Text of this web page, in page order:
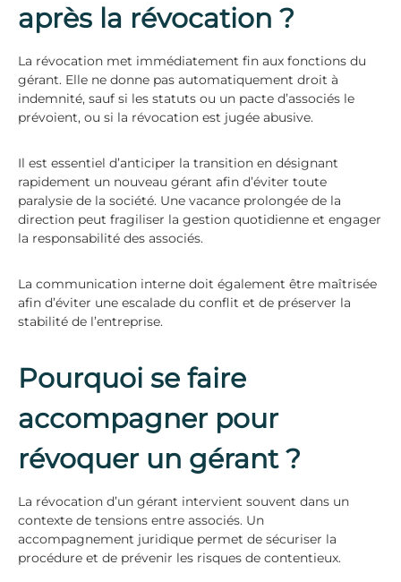
après la révocation ?
La révocation met immédiatement fin aux fonctions du
gérant. Elle ne donne pas automatiquement droit à
indemnité, sauf si les statuts ou un pacte d’associés le
prévoient, ou si la révocation est jugée abusive.
Il est essentiel d’anticiper la transition en désignant
rapidement un nouveau gérant afin d’éviter toute
paralysie de la société. Une vacance prolongée de la
direction peut fragiliser la gestion quotidienne et engager
la responsabilité des associés.
La communication interne doit également être maîtrisée
afin d’éviter une escalade du conflit et de préserver la
stabilité de l’entreprise.
Pourquoi se faire
accompagner pour
révoquer un gérant ?
La révocation d’un gérant intervient souvent dans un
contexte de tensions entre associés. Un
accompagnement juridique permet de sécuriser la
procédure et de prévenir les risques de contentieux.